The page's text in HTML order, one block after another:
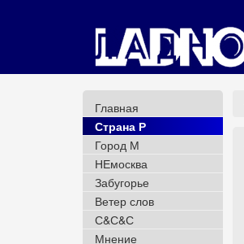
Главная
Страна Р
Город М
НЕмосква
Забугорье
Ветер слов
С&С&С
Мнение